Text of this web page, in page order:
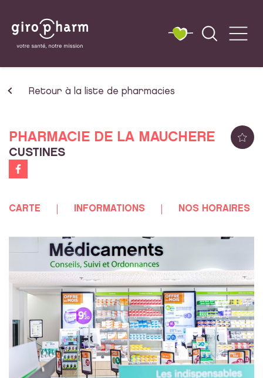
Retour à la liste de pharmacies
PHARMACIE DE LA MAUCHERE
CUSTINES
CARTE INFORMATIONS NOS HORAIRES